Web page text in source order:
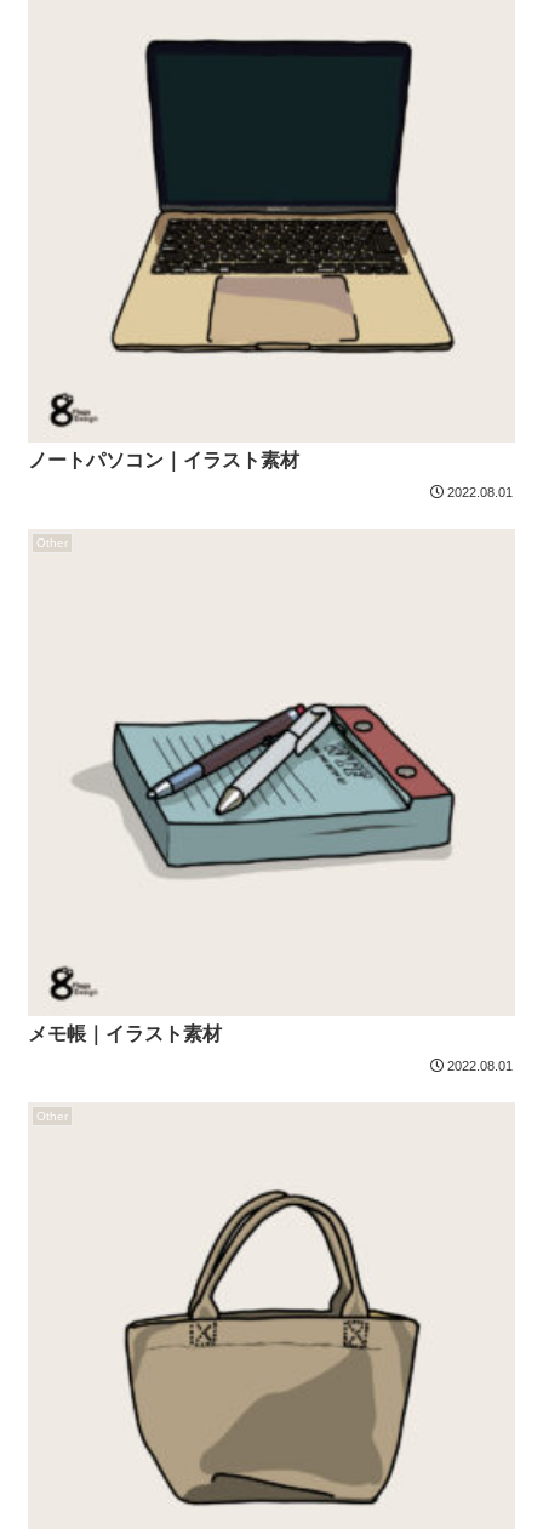
ノートパソコン｜イラスト素材
2022.08.01
Other
メモ帳｜イラスト素材
2022.08.01
Other